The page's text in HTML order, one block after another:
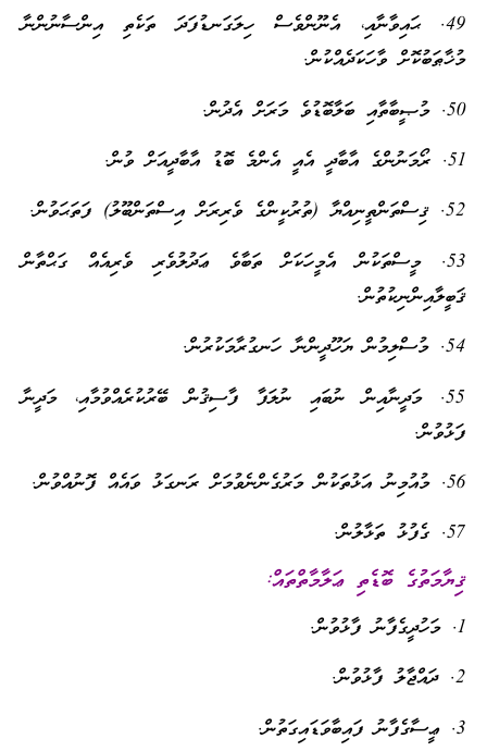
49. ޙައިވާނާއި، އެނޫންވެސް ހިލަގަނޑުފަދަ ތަކެތި އިންސާނުންނާ
މުޚާޠަބުކޮށް ވާހަކަދެއްކުން.
50. މުޞީބާތާއި ބަލާބޮޑުވެ މަރަށް އެދުން.
51. ރޯމަނުންގެ އާބާދީ އެއީ އެންމެ ބޮޑު އާބާދީއަށް ވުން.
52. ޤިސްތަންތީނިއްޔާ (ތުރުކީންގެ ވެރިރަށް އިސްތަންބޫލު) ފަތަޙަވުން.
53. މީސްތަކުން އެމީހަކަށް ތަބާވެ ޢަދުލުވެރި ވެރިއެއް ގަޙްތާން
ޤަބީލާއިންނިކުތުން.
54. މުސްލިމުން ޔަހޫދީންނާ ހަނގުރާމަކުރުން.
55. މަދީނާއިން ނުބައި ނުލަފާ ފާސިޤުން ބޭރުކުރެއްވުމާއި، މަދީނާ
ފަޅުވުން.
56. މުއުމިނު އަޅުތަކުން މަރުގެންނެވުމަށް ރަނގަޅު ވައެއް ފޮނުއްވުން.
57. ގެފުޅު ތަޅާލުން.
ޤިޔާމަތުގެ ބޮޑެތި ޢަލާމާތްތައް:
1. މަހުދީގެފާނު ފާޅުވުން.
2. ދައްޖާލު ފާޅުވުން.
3. ޢީސާގެފާނު ފައިބާވަޑައިގަތުން.